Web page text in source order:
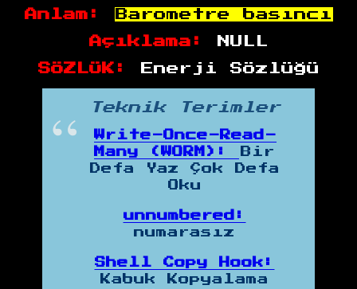
Anlam: Barometre basıncı
Açıklama: NULL
SÖZLÜK: Enerji Sözlüğü
Teknik Terimler
Write-Once-Read-
Many (WORM):
Bir
Defa Yaz Çok Defa
Oku
unnumbered:
numarasız
Shell Copy Hook:
Kabuk Kopyalama